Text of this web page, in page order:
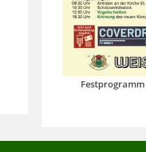
Festprogramm